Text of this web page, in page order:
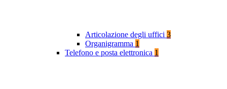
Articolazione degli uffici 3
Organigramma 1
Telefono e posta elettronica 1